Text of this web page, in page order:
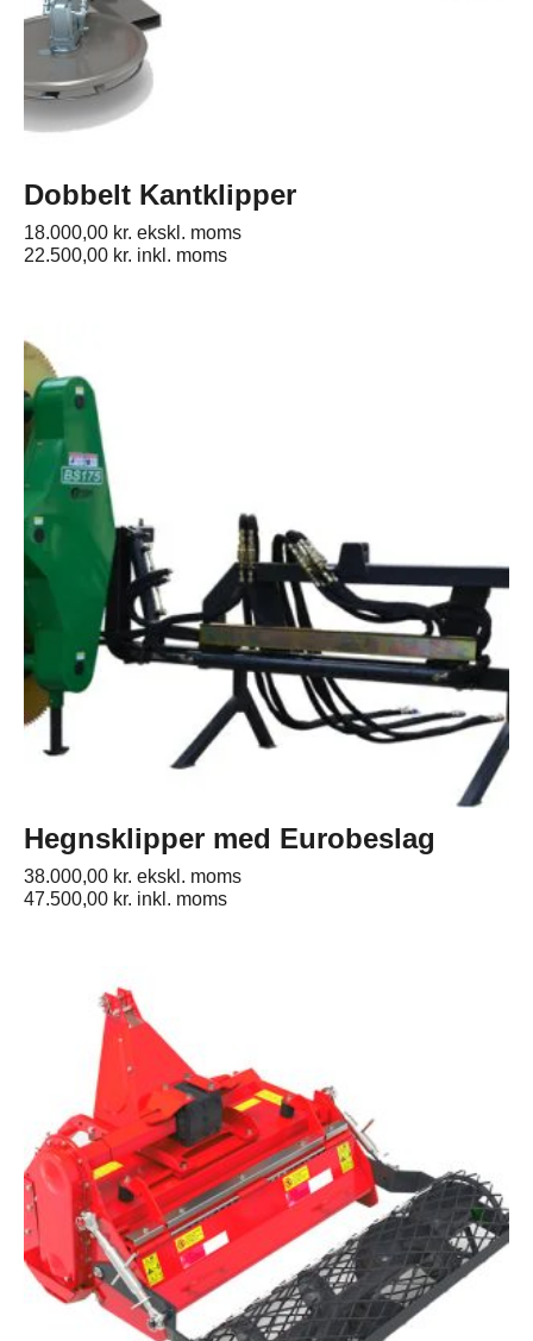
Dobbelt Kantklipper
18.000,00 kr. ekskl. moms
22.500,00 kr. inkl. moms
Hegnsklipper med Eurobeslag
38.000,00 kr. ekskl. moms
47.500,00 kr. inkl. moms